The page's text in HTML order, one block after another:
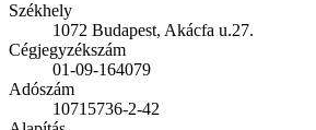
Székhely
1072 Budapest, Akácfa u.27.
Cégjegyzékszám
01-09-164079
Adószám
10715736-2-42